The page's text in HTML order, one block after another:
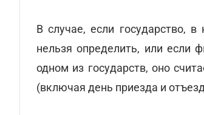
В случае, если государство,
нельзя определить, или если
одном из государств, оно
(включая день приезда и